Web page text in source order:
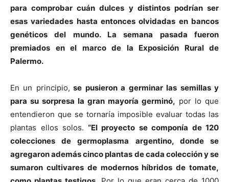
para comprobar cuán dulces y distintos podrían ser
esas variedades hasta entonces olvidadas en bancos
genéticos del mundo. La semana pasada fueron
premiados en el marco de la Exposición Rural de
Palermo.
En un principio, se pusieron a germinar las semillas y
para su sorpresa la gran mayoría germinó, por lo que
entendieron que se tornaría imposible evaluar todas las
plantas ellos solos. “El proyecto se componía de 120
colecciones de germoplasma argentino, donde se
agregaron además cinco plantas de cada colección y se
sumaron cultivares de modernos híbridos de tomate,